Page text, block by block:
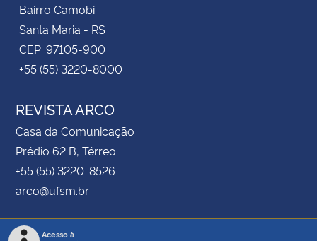
Bairro Camobi
Santa Maria - RS
CEP: 97105-900
+55 (55) 3220-8000
REVISTA ARCO
Casa da Comunicação
Prédio 62 B, Térreo
+55 (55) 3220-8526
arco@ufsm.br
Acesso à